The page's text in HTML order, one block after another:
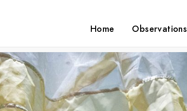
Home Observations